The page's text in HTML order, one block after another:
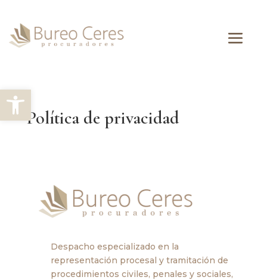
Abrir barra de herramientas
Política de privacidad
Despacho especializado en la
representación procesal y tramitación de
procedimientos civiles, penales y sociales,